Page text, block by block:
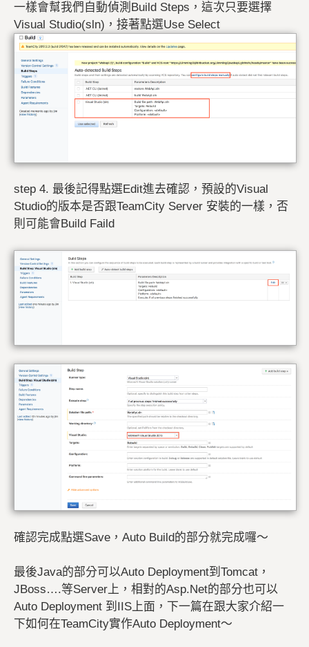
一樣會幫我們自動偵測Build Steps，這次只要選擇
Visual Studio(sln)，接著點選Use Select
step 4. 最後記得點選Edit進去確認，預設的Visual
Studio的版本是否跟TeamCity Server 安裝的一樣，否
則可能會Build Faild
確認完成點選Save，Auto Build的部分就完成囉～
最後Java的部分可以Auto Deployment到Tomcat，
JBoss….等Server上，相對的Asp.Net的部分也可以
Auto Deployment 到IIS上面，下一篇在跟大家介紹一
下如何在TeamCity實作Auto Deployment～